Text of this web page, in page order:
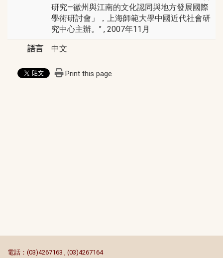
研究—徽州與江南的文化認同與地方發展國際
學術研討會」，上海師範大學中國近代社會研
究中心主辦。" , 2007年11月
語言 中文
Print this page
電話：(03)4267163 , (03)4267164